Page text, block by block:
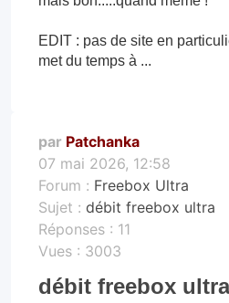
EDIT : pas de site en
met du temps à ...
par Patchanka
07 mai 2026, 12:58
Forum : Freebox Ultra
Sujet : débit freebox ultra
Réponses : 11
Vues : 3003
débit freebox ultra